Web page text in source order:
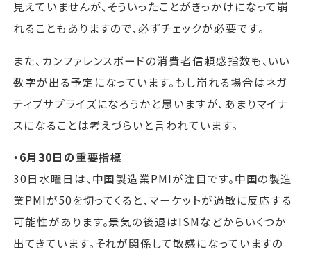
見えていませんが、そういったことがきっかけになって崩
れることもありますので、必ずチェックが必要です。
また、カンファレンスボードの消費者信頼感指数も、いい
数字が出る予定になっています。もし崩れる場合はネガ
ティブサプライズになろうかと思いますが、あまりマイナ
スになることは考えづらいと言われています。
・6月30日の重要指標
30日水曜日は、中国製造業PMIが注目です。中国の製造
業PMIが50を切ってくると、マーケットが過敏に反応する
可能性があります。景気の後退はISMなどからいくつか
出てきています。それが関係して敏感になっていますの